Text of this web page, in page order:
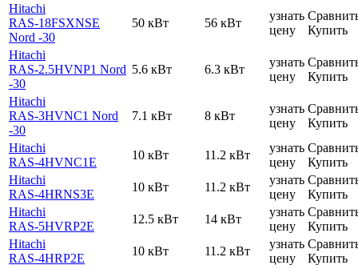
Hitachi
RAS-18FSXNSE
Nord -30
50 кВт 56 кВт
узнать
цену
Купить
Hitachi
RAS-2.5HVNP1 Nord
-30
5.6 кВт 6.3 кВт
узнать
цену
Купить
Hitachi
RAS-3HVNC1 Nord
-30
7.1 кВт 8 кВт
узнать
цену
Купить
Hitachi
RAS-4HVNC1E
10 кВт 11.2 кВт
узнать
цену
Купить
Hitachi
RAS-4HRNS3E
10 кВт 11.2 кВт
узнать
цену
Купить
Hitachi
RAS-5HVRP2E
12.5 кВт 14 кВт
узнать
цену
Купить
Hitachi
RAS-4HRP2E
10 кВт 11.2 кВт
узнать
цену
Купить